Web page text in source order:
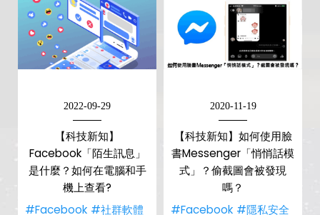
2022-09-29
【科技新知】
Facebook「陌生訊息」
是什麼？如何在電腦和手
機上查看?
#Facebook #社群軟體
2020-11-19
【科技新知】如何使用臉
書Messenger「悄悄話模
式」？偷截圖會被發現
嗎？
#Facebook #隱私安全